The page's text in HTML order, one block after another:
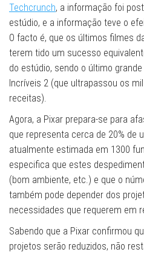
Techcrunch, a informação foi
estúdio, e a informação teve o
O facto é, que os últimos filmes
terem tido um sucesso
do estúdio, sendo o último grande
Incríveis 2 (que ultrapassou os
receitas).
Agora, a Pixar prepara-se para
que representa cerca de 20% de
atualmente estimada em 1300
especifica que estes
(bom ambiente, etc.) e que o
também pode depender dos
necessidades que requerem em
Sabendo que a Pixar confirmou
projetos serão reduzidos, não